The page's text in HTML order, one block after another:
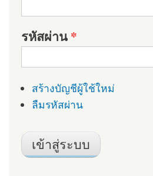
รหัสผ่าน*
สร้างบัญชีผู้ใช้ใหม่
ลืมรหัสผ่าน